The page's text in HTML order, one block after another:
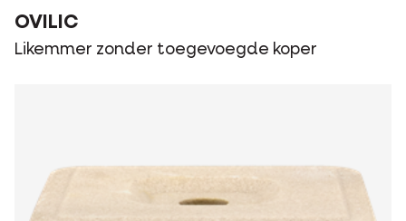
OVILIC
Likemmer zonder toegevoegde koper